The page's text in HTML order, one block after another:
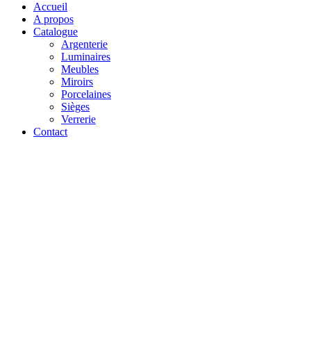
Accueil
A propos
Catalogue
Argenterie
Luminaires
Meubles
Miroirs
Porcelaines
Sièges
Verrerie
Contact